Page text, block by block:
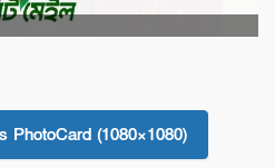
PhotoCard (1080×1080)